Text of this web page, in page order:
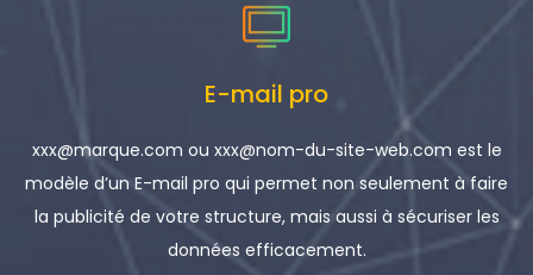
E-mail pro
xxx@marque.com ou xxx@nom-du-site-web.com est le
modèle d’un E-mail pro qui permet non seulement à faire
la publicité de votre structure, mais aussi à sécuriser les
données efficacement.